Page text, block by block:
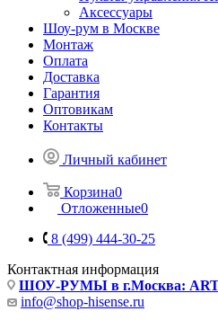
Аксессуары
Шоу-рум в Москве
Монтаж
Оплата
Доставка
Гарантия
Оптовикам
Контакты
Личный кабинет
Корзина0
Отложенные0
8 (499) 444-30-25
Контактная информация
ШОУ-РУМЫ в г.Москва:
info@shop-hisense.ru